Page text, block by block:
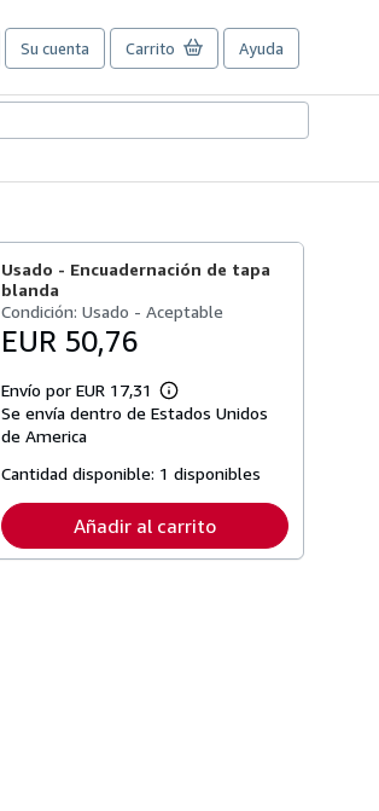
Su cuenta Carrito Ayuda
Usado - Encuadernación de tapa
blanda
Condición: Usado - Aceptable
EUR 50,76
Envío por EUR 17,31
Más
información
tarifas
envío
Se envía dentro de Estados Unidos
de America
Cantidad disponible: 1 disponibles
Añadir al carrito